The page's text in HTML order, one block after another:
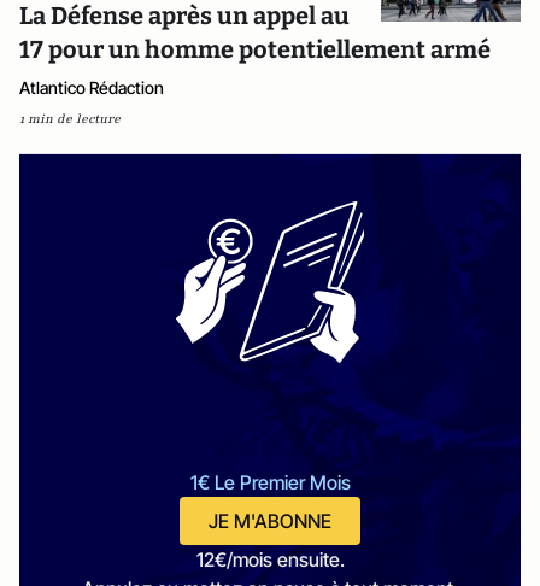
La Défense après un appel au
17 pour un homme potentiellement armé
Atlantico Rédaction
1 min de lecture
1€ Le Premier Mois
JE M'ABONNE
12€/mois ensuite.